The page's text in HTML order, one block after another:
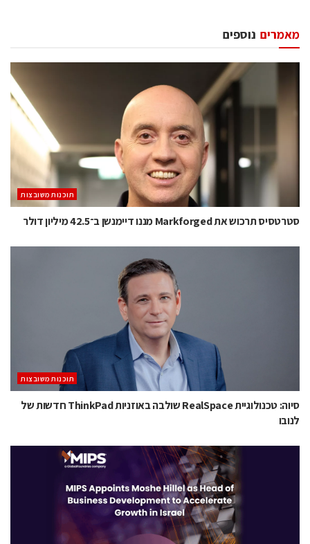
נוספים מאמרים
‫תוכנות משובצות‬
סטרטסיס תרכוש את Markforged מננו דיימנשן ב־42.5 מיליון דולר
‫תוכנות משובצות‬
סיוה: טכנולוגיית RealSpace שולבה באוזניות ThinkPad חדשות של
לנובו